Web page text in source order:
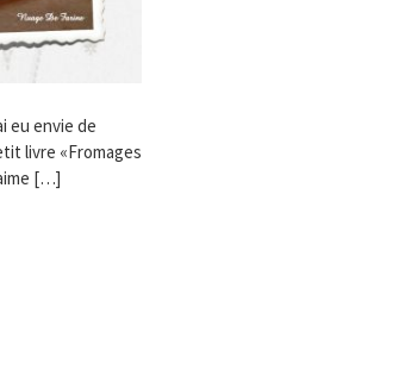
eu envie de
livre «Fromages
[…]